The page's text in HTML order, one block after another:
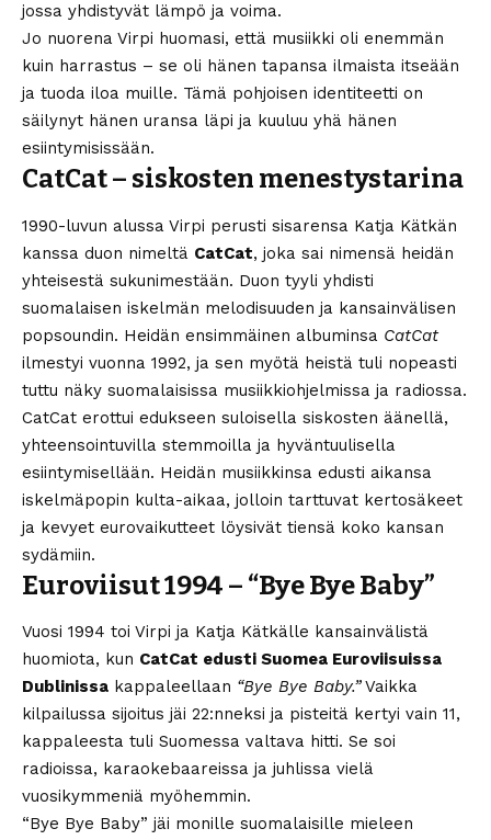
jossa yhdistyvät lämpö ja voima.
Jo nuorena Virpi huomasi, että musiikki oli enemmän
kuin harrastus – se oli hänen tapansa ilmaista itseään
ja tuoda iloa muille. Tämä pohjoisen identiteetti on
säilynyt hänen uransa läpi ja kuuluu yhä hänen
esiintymisissään.
CatCat – siskosten menestystarina
1990-luvun alussa Virpi perusti sisarensa Katja Kätkän
kanssa duon nimeltä CatCat, joka sai nimensä heidän
yhteisestä sukunimestään. Duon tyyli yhdisti
suomalaisen iskelmän melodisuuden ja kansainvälisen
popsoundin. Heidän ensimmäinen albuminsa CatCat
ilmestyi vuonna 1992, ja sen myötä heistä tuli nopeasti
tuttu näky suomalaisissa musiikkiohjelmissa ja radiossa.
CatCat erottui edukseen suloisella siskosten äänellä,
yhteensointuvilla stemmoilla ja hyväntuulisella
esiintymisellään. Heidän musiikkinsa edusti aikansa
iskelmäpopin kulta-aikaa, jolloin tarttuvat kertosäkeet
ja kevyet eurovaikutteet löysivät tiensä koko kansan
sydämiin.
Euroviisut 1994 – “Bye Bye Baby”
Vuosi 1994 toi Virpi ja Katja Kätkälle kansainvälistä
huomiota, kun CatCat edusti Suomea Euroviisuissa
Dublinissa kappaleellaan “Bye Bye Baby.”Vaikka
kilpailussa sijoitus jäi 22:nneksi ja pisteitä kertyi vain 11,
kappaleesta tuli Suomessa valtava hitti. Se soi
radioissa, karaokebaareissa ja juhlissa vielä
vuosikymmeniä myöhemmin.
“Bye Bye Baby” jäi monille suomalaisille mieleen